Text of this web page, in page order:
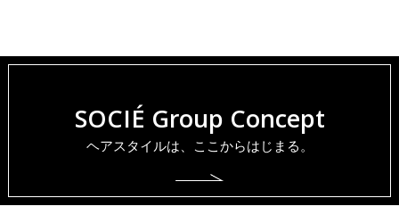
SOCIÉ Group Concept
ヘアスタイルは、ここからはじまる。